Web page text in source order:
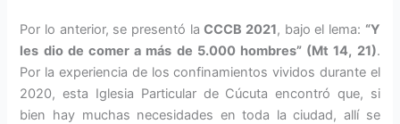
Por lo anterior, se presentó laCCCB 2021, bajo el lema: “Y
les dio de comer a más de 5.000 hombres” (Mt 14, 21).
Por la experiencia de los confinamientos vividos durante el
2020, esta Iglesia Parti­cular de Cúcuta encontró que, si
bien hay muchas necesidades en toda la ciudad, allí se